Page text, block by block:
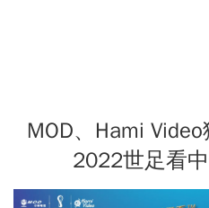
MOD、Hami
2022世足看